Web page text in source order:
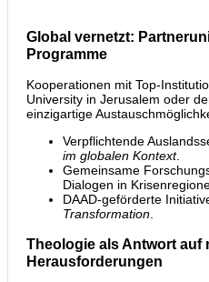
Global vernetzt:
Programme
Kooperationen mit Top-
University in Jerusalem oder
einzigartige
Verpflichtende
im globalen Kontext.
Gemeinsame
Dialogen in
DAAD-geförderte
Transformation
Theologie als Antwort auf
Herausforderungen